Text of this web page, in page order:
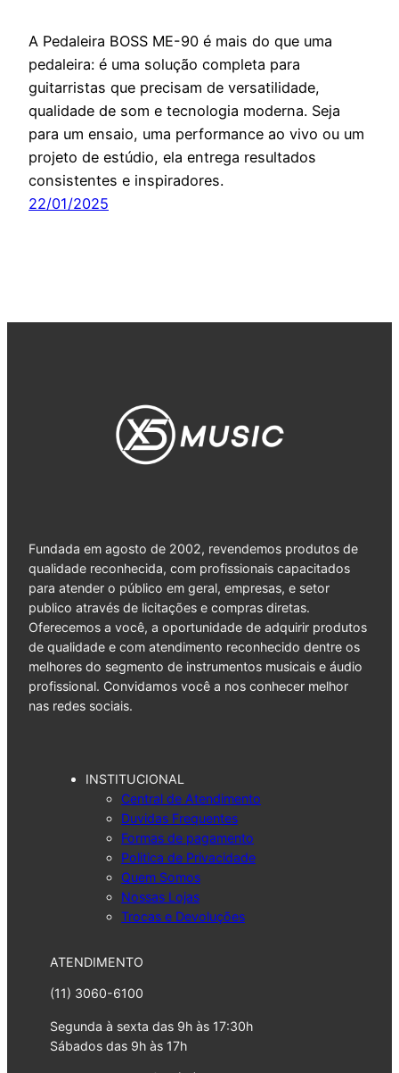
A Pedaleira BOSS ME-90 é mais do que uma
pedaleira: é uma solução completa para
guitarristas que precisam de versatilidade,
qualidade de som e tecnologia moderna. Seja
para um ensaio, uma performance ao vivo ou um
projeto de estúdio, ela entrega resultados
consistentes e inspiradores.
22/01/2025
Fundada em agosto de 2002, revendemos produtos de
qualidade reconhecida, com profissionais capacitados
para atender o público em geral, empresas, e setor
publico através de licitações e compras diretas.
Oferecemos a você, a oportunidade de adquirir produtos
de qualidade e com atendimento reconhecido dentre os
melhores do segmento de instrumentos musicais e áudio
profissional. Convidamos você a nos conhecer melhor
nas redes sociais.
INSTITUCIONAL
Central de Atendimento
Duvidas Frequentes
Formas de pagamento
Politica de Privacidade
Quem Somos
Nossas Lojas
Trocas e Devoluções
ATENDIMENTO
(11) 3060-6100
Segunda à sexta das 9h às 17:30h
Sábados das 9h às 17h